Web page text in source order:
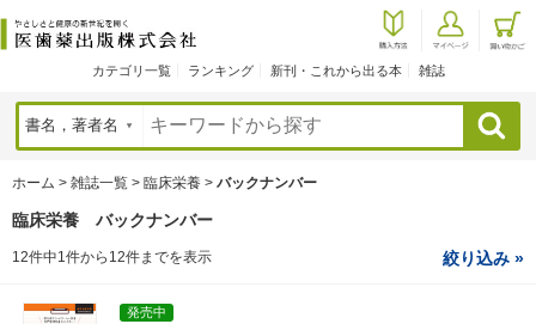
カテゴリ一覧 ランキング 新刊・これから出る本 雑誌
検索
ホーム > 雑誌一覧 > 臨床栄養 > バックナンバー
臨床栄養 バックナンバー
12件中1件から12件までを表示 絞り込み »
発売中